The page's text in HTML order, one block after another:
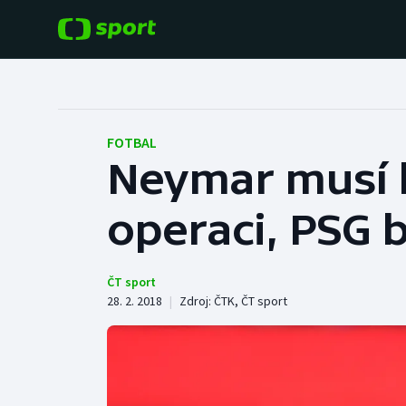
Hokej
Tenis
Cyklistika
Baseball a softbal
Basketbal
Boby a skeleton
FOTBAL
Neymar musí
operaci, PSG
ČT sport
28. 2. 2018 | Zdroj: ČTK, ČT sport